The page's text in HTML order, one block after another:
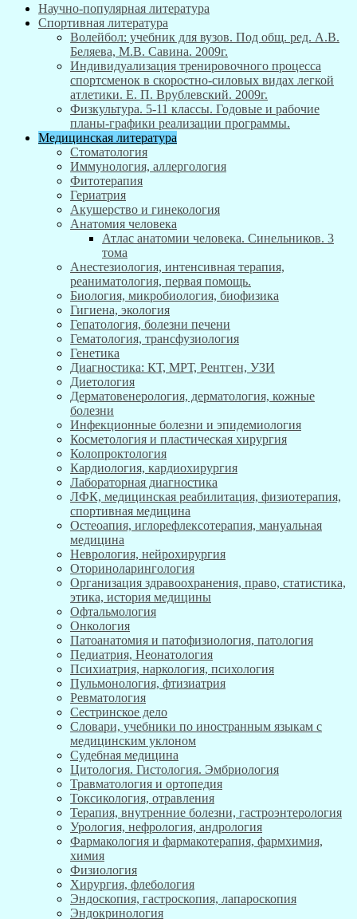
Научно-популярная литература
Спортивная литература
Волейбол: учебник для вузов. Под общ. ред. А.В.
Беляева, М.В. Савина. 2009г.
Индивидуализация тренировочного процесса
спортсменок в скоростно-силовых видах легкой
атлетики. Е. П. Врублевский. 2009г.
Физкультура. 5-11 классы. Годовые и рабочие
планы-графики реализации программы.
Медицинская литература
Стоматология
Иммунология, аллергология
Фитотерапия
Гериатрия
Акушерство и гинекология
Анатомия человека
Атлас анатомии человека. Синельников. 3
тома
Анестезиология, интенсивная терапия,
реаниматология, первая помощь.
Биология, микробиология, биофизика
Гигиена, экология
Гепатология, болезни печени
Гематология, трансфузиология
Генетика
Диагностика: КТ, МРТ, Рентген, УЗИ
Диетология
Дерматовенерология, дерматология, кожные
болезни
Инфекционные болезни и эпидемиология
Косметология и пластическая хирургия
Колопроктология
Кардиология, кардиохирургия
Лабораторная диагностика
ЛФК, медицинская реабилитация, физиотерапия,
спортивная медицина
Остеоапия, иглорефлексотерапия, мануальная
медицина
Неврология, нейрохирургия
Оториноларингология
Организация здравоохранения, право, статистика,
этика, история медицины
Офтальмология
Онкология
Патоанатомия и патофизиология, патология
Педиатрия, Неонатология
Психиатрия, наркология, психология
Пульмонология, фтизиатрия
Ревматология
Сестринское дело
Словари, учебники по иностранным языкам с
медицинским уклоном
Судебная медицина
Цитология. Гистология. Эмбриология
Травматология и ортопедия
Токсикология, отравления
Терапия, внутренние болезни, гастроэнтерология
Урология, нефрология, андрология
Фармакология и фармакотерапия, фармхимия,
химия
Физиология
Хирургия, флебология
Эндоскопия, гастроскопия, лапароскопия
Эндокринология